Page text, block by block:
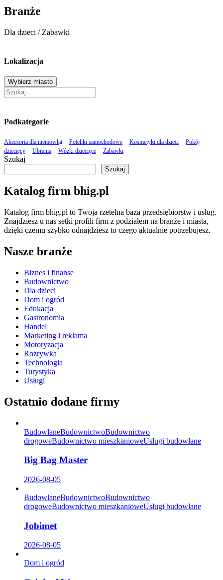
Branże
Dla dzieci / Zabawki
Lokalizacja
Wybierz miasto
Podkategorie
Akcesoria dla niemowląt Foteliki samochodowe Kosmetyki dla dzieci
Pokój
dziecięcy
Ubrania Wózki dziecięce Zabawki
Szukaj
Szukaj
Katalog firm bhig.pl
Katalog firm bhig.pl to Twoja rzetelna baza przedsiębiorstw i usług.
Znajdziesz u nas setki profili firm z podziałem na branże i miasta,
dzięki czemu szybko odnajdziesz to czego aktualnie potrzebujesz.
Nasze branże
Biznes i finanse
Budownictwo
Dla dzieci
Dom i ogród
Edukacja
Gastronomia
Handel
Marketing i reklama
Motoryzacja
Rozrywka
Technologia
Turystyka
Usługi
Ostatnio dodane firmy
BudowlaneBudownictwoBudownictwo
drogoweBudownictwo mieszkanioweUsługi budowlane
Big Bag Master
2026-08-05
BudowlaneBudownictwoBudownictwo
drogoweBudownictwo mieszkanioweUsługi budowlane
Jobimet
2026-08-05
Dom i ogród